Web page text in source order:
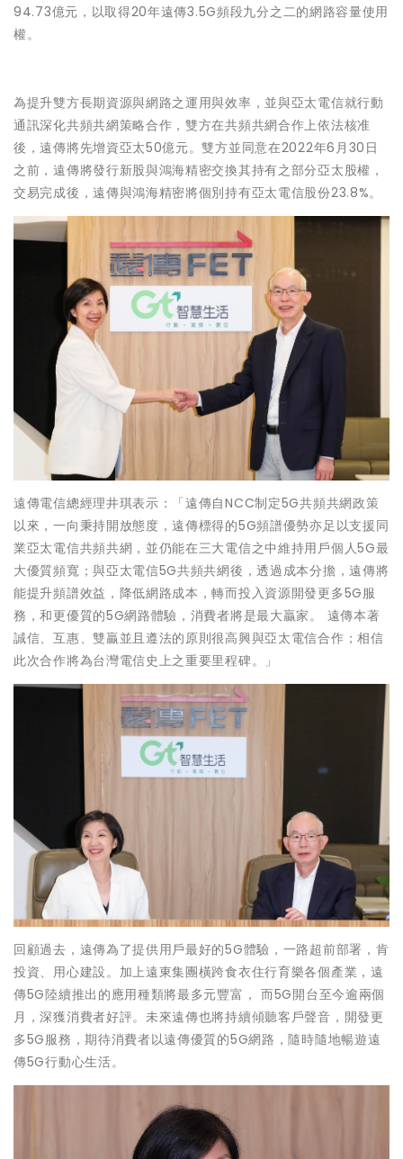
94.73億元，以取得20年遠傳3.5G頻段九分之二的網路容量使用
權。
為提升雙方長期資源與網路之運用與效率，並與亞太電信就行動
通訊深化共頻共網策略合作，雙方在共頻共網合作上依法核准
後，遠傳將先增資亞太50億元。雙方並同意在2022年6月30日
之前，遠傳將發行新股與鴻海精密交換其持有之部分亞太股權，
交易完成後，遠傳與鴻海精密將個別持有亞太電信股份23.8%。
遠傳電信總經理井琪表示：「遠傳自NCC制定5G共頻共網政策
以來，一向秉持開放態度，遠傳標得的5G頻譜優勢亦足以支援同
業亞太電信共頻共網，並仍能在三大電信之中維持用戶個人5G最
大優質頻寬；與亞太電信5G共頻共網後，透過成本分擔，遠傳將
能提升頻譜效益，降低網路成本，轉而投入資源開發更多5G服
務，和更優質的5G網路體驗，消費者將是最大贏家。 遠傳本著
誠信、互惠、雙贏並且遵法的原則很高興與亞太電信合作；相信
此次合作將為台灣電信史上之重要里程碑。」
回顧過去，遠傳為了提供用戶最好的5G體驗，一路超前部署，肯
投資、用心建設。加上遠東集團橫跨食衣住行育樂各個產業，遠
傳5G陸續推出的應用種類將最多元豐富， 而5G開台至今逾兩個
月，深獲消費者好評。未來遠傳也將持續傾聽客戶聲音，開發更
多5G服務，期待消費者以遠傳優質的5G網路，隨時隨地暢遊遠
傳5G行動心生活。